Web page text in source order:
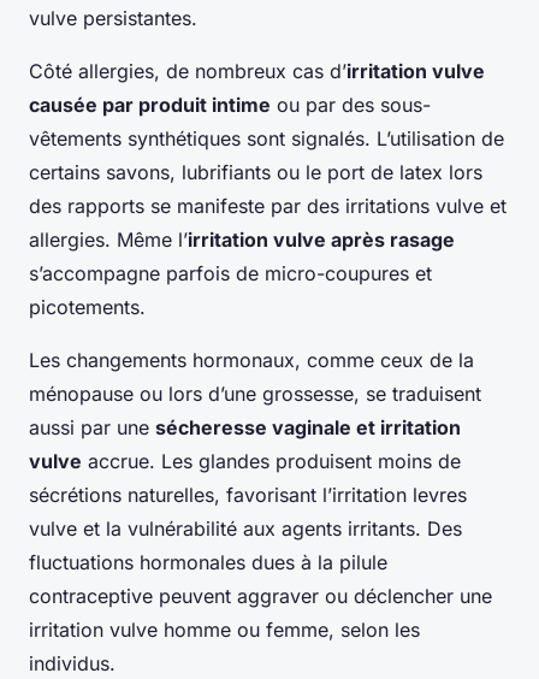
vulve persistantes.
Côté allergies, de nombreux cas d’irritation vulve
causée par produit intime ou par des sous-
vêtements synthétiques sont signalés. L’utilisation de
certains savons, lubrifiants ou le port de latex lors
des rapports se manifeste par des irritations vulve et
allergies. Même l’irritation vulve après rasage
s’accompagne parfois de micro-coupures et
picotements.
Les changements hormonaux, comme ceux de la
ménopause ou lors d’une grossesse, se traduisent
aussi par une sécheresse vaginale et irritation
vulve accrue. Les glandes produisent moins de
sécrétions naturelles, favorisant l’irritation levres
vulve et la vulnérabilité aux agents irritants. Des
fluctuations hormonales dues à la pilule
contraceptive peuvent aggraver ou déclencher une
irritation vulve homme ou femme, selon les
individus.